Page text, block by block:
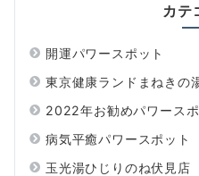
カテ
開運パワースポット
東京健康ランドまねきの
2022年お勧めパワースポ
病気平癒パワースポット
玉光湯ひじりのね伏見店